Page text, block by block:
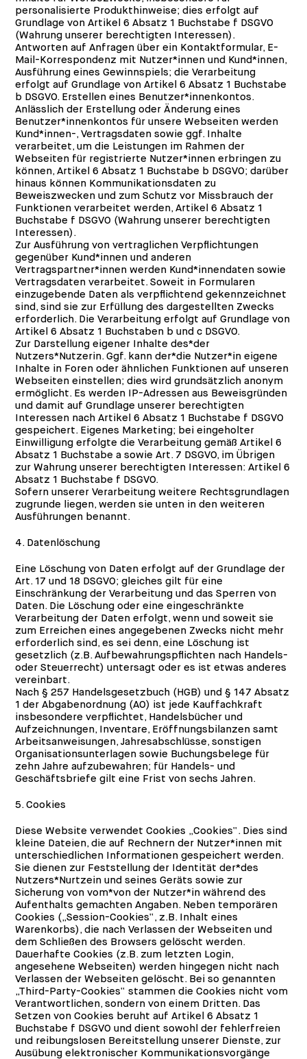
personalisierte Produkthinweise; dies erfolgt auf
Grundlage von Artikel 6 Absatz 1 Buchstabe f DSGVO
(Wahrung unserer berechtigten Interessen).
Antworten auf Anfragen über ein Kontaktformular, E-
Mail-Korrespondenz mit Nutzer*innen und Kund*innen,
Ausführung eines Gewinnspiels; die Verarbeitung
erfolgt auf Grundlage von Artikel 6 Absatz 1 Buchstabe
b DSGVO. Erstellen eines Benutzer*innenkontos.
Anlässlich der Erstellung oder Änderung eines
Benutzer*innenkontos für unsere Webseiten werden
Kund*innen-, Vertragsdaten sowie ggf. Inhalte
verarbeitet, um die Leistungen im Rahmen der
Webseiten für registrierte Nutzer*innen erbringen zu
können, Artikel 6 Absatz 1 Buchstabe b DSGVO; darüber
hinaus können Kommunikationsdaten zu
Beweiszwecken und zum Schutz vor Missbrauch der
Funktionen verarbeitet werden, Artikel 6 Absatz 1
Buchstabe f DSGVO (Wahrung unserer berechtigten
Interessen).
Zur Ausführung von vertraglichen Verpflichtungen
gegenüber Kund*innen und anderen
Vertragspartner*innen werden Kund*innendaten sowie
Vertragsdaten verarbeitet. Soweit in Formularen
einzugebende Daten als verpflichtend gekennzeichnet
sind, sind sie zur Erfüllung des dargestellten Zwecks
erforderlich. Die Verarbeitung erfolgt auf Grundlage von
Artikel 6 Absatz 1 Buchstaben b und c DSGVO.
Zur Darstellung eigener Inhalte des*der
Nutzers*Nutzerin. Ggf. kann der*die Nutzer*in eigene
Inhalte in Foren oder ähnlichen Funktionen auf unseren
Webseiten einstellen; dies wird grundsätzlich anonym
ermöglicht. Es werden IP-Adressen aus Beweisgründen
und damit auf Grundlage unserer berechtigten
Interessen nach Artikel 6 Absatz 1 Buchstabe f DSGVO
gespeichert. Eigenes Marketing; bei eingeholter
Einwilligung erfolgte die Verarbeitung gemäß Artikel 6
Absatz 1 Buchstabe a sowie Art. 7 DSGVO, im Übrigen
zur Wahrung unserer berechtigten Interessen: Artikel 6
Absatz 1 Buchstabe f DSGVO.
Sofern unserer Verarbeitung weitere Rechtsgrundlagen
zugrunde liegen, werden sie unten in den weiteren
Ausführungen benannt.
4. Datenlöschung
Eine Löschung von Daten erfolgt auf der Grundlage der
Art. 17 und 18 DSGVO; gleiches gilt für eine
Einschränkung der Verarbeitung und das Sperren von
Daten. Die Löschung oder eine eingeschränkte
Verarbeitung der Daten erfolgt, wenn und soweit sie
zum Erreichen eines angegebenen Zwecks nicht mehr
erforderlich sind, es sei denn, eine Löschung ist
gesetzlich (z.B. Aufbewahrungspflichten nach Handels-
oder Steuerrecht) untersagt oder es ist etwas anderes
vereinbart.
Nach § 257 Handelsgesetzbuch (HGB) und § 147 Absatz
1 der Abgabenordnung (AO) ist jede Kauffachkraft
insbesondere verpflichtet, Handelsbücher und
Aufzeichnungen, Inventare, Eröffnungsbilanzen samt
Arbeitsanweisungen, Jahresabschlüsse, sonstigen
Organisationsunterlagen sowie Buchungsbelege für
zehn Jahre aufzubewahren; für Handels- und
Geschäftsbriefe gilt eine Frist von sechs Jahren.
5. Cookies
Diese Website verwendet Cookies „Cookies“. Dies sind
kleine Dateien, die auf Rechnern der Nutzer*innen mit
unterschiedlichen Informationen gespeichert werden.
Sie dienen zur Feststellung der Identität der*des
Nutzers*Nurtzein und seines Geräts sowie zur
Sicherung von vom*von der Nutzer*in während des
Aufenthalts gemachten Angaben. Neben temporären
Cookies („Session-Cookies“, z.B. Inhalt eines
Warenkorbs), die nach Verlassen der Webseiten und
dem Schließen des Browsers gelöscht werden.
Dauerhafte Cookies (z.B. zum letzten Login,
angesehene Webseiten) werden hingegen nicht nach
Verlassen der Webseiten gelöscht. Bei so genannten
„Third-Party-Cookies“ stammen die Cookies nicht vom
Verantwortlichen, sondern von einem Dritten. Das
Setzen von Cookies beruht auf Artikel 6 Absatz 1
Buchstabe f DSGVO und dient sowohl der fehlerfreien
und reibungslosen Bereitstellung unserer Dienste, zur
Ausübung elektronischer Kommunikationsvorgänge